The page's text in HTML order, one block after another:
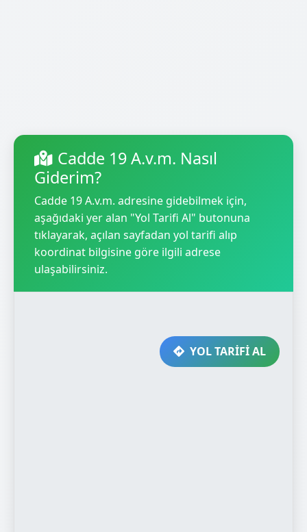
Cadde 19 A.v.m. Nasıl
Giderim?
Cadde 19 A.v.m. adresine gidebilmek için,
aşağıdaki yer alan "Yol Tarifi Al" butonuna
tıklayarak, açılan sayfadan yol tarifi alıp
koordinat bilgisine göre ilgili adrese
ulaşabilirsiniz.
YOL TARİFİ AL